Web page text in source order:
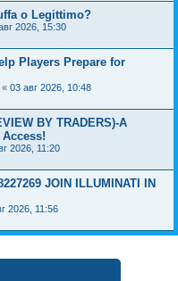
o Legittimo?
2026, 15:30
Players Prepare for
« 03 авг 2026, 10:48
BY TRADERS)-A
2026, 11:20
JOIN ILLUMINATI IN
2026, 11:56